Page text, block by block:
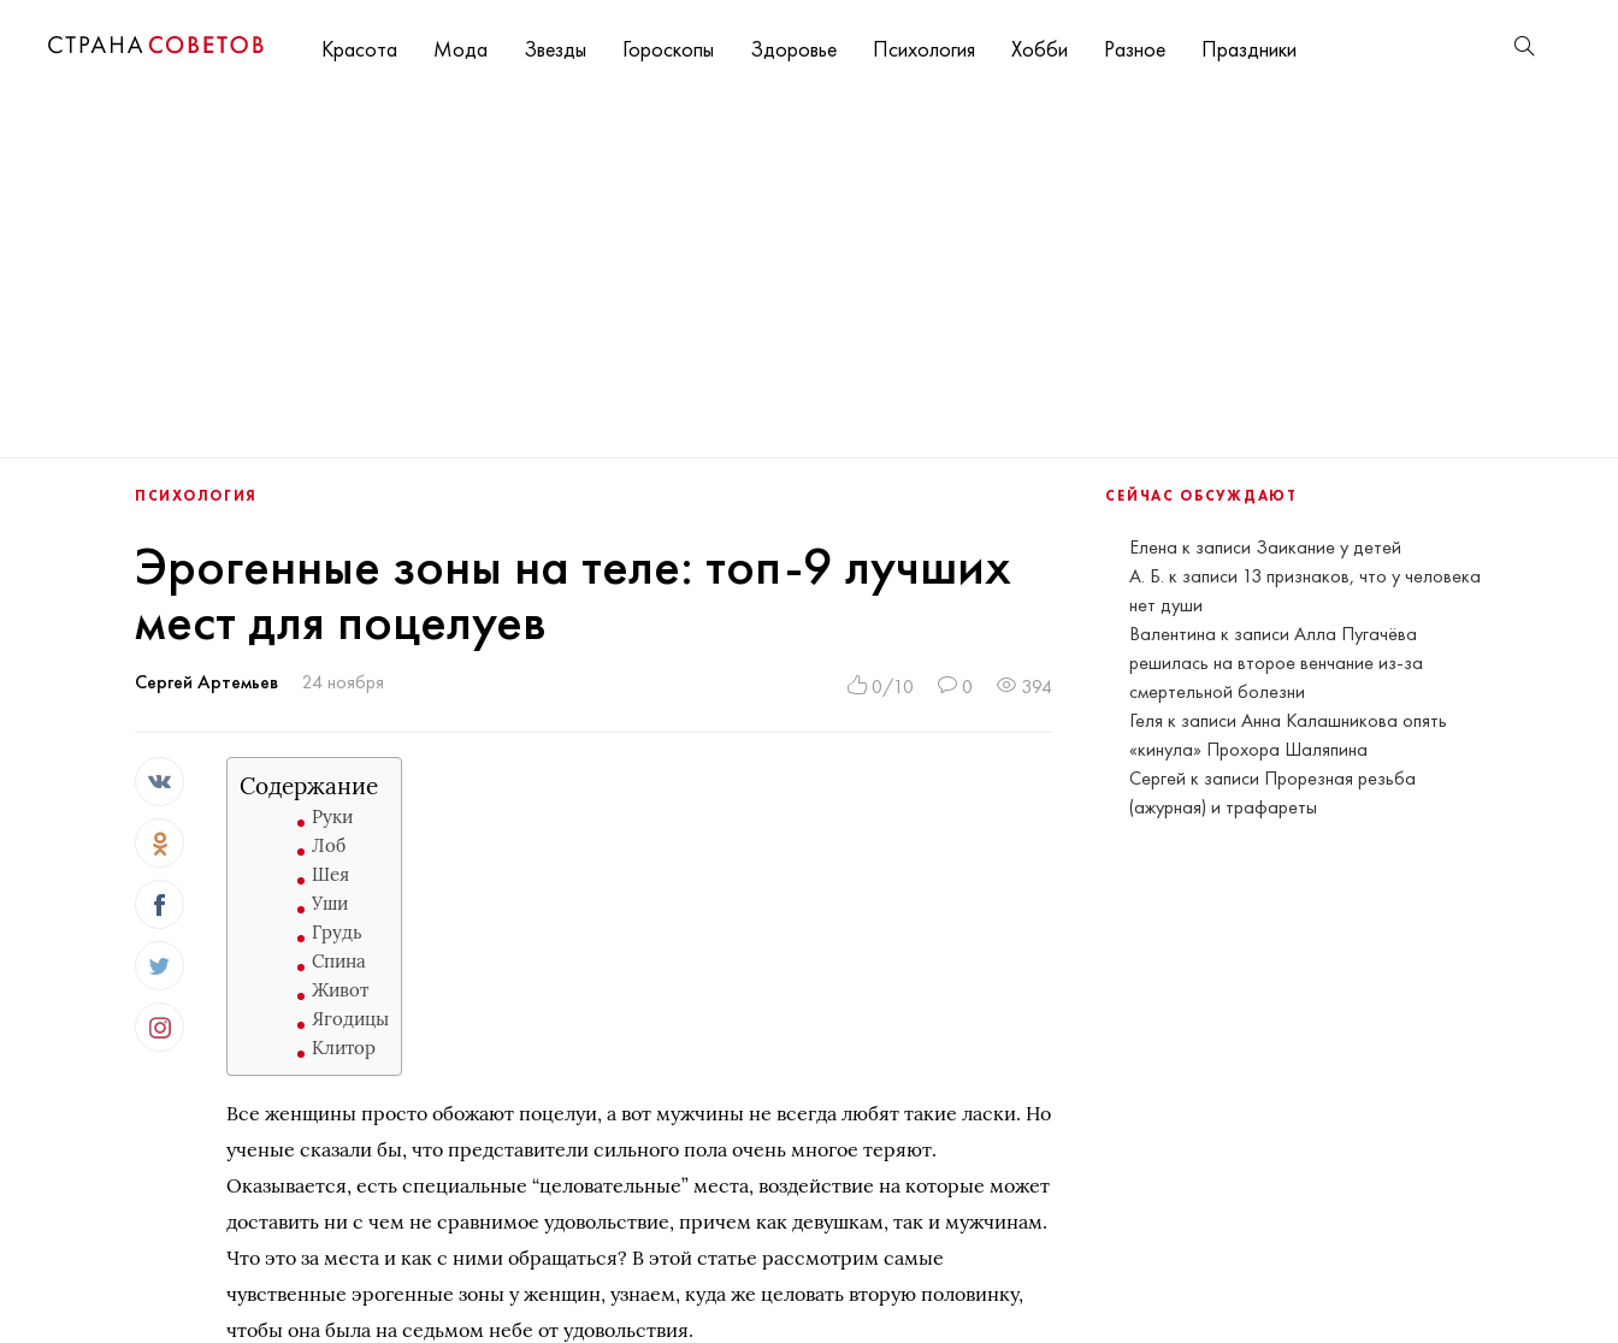
Красота Мода Звезды Гороскопы Здоровье Психология Хобби Разное Праздники
СЕЙЧАС ОБСУЖДАЮТ
Елена к записи Заикание у детей
А. Б. к записи 13 признаков, что у человека
нет души
Валентина к записиАлла Пугачёва
решилась на второе венчание из-за
смертельной болезни
Геля к записиАнна Калашникова опять
«кинула» Прохора Шаляпина
Сергей к записи Прорезная резьба
(ажурная) и трафареты
ПСИХОЛОГИЯ
Эрогенные зоны на теле: топ-9 лучших
мест для поцелуев
Сергей Артемьев 24 ноября 0/10 0 394
Содержание
Руки
Лоб
Шея
Уши
Грудь
Спина
Живот
Ягодицы
Клитор
Все женщины просто обожают поцелуи, а вот мужчины не всегда любят такие ласки. Но
ученые сказали бы, что представители сильного пола очень многое теряют.
Оказывается, есть специальные “целовательные” места, воздействие на которые может
доставить ни с чем не сравнимое удовольствие, причем как девушкам, так и мужчинам.
Что это за места и как с ними обращаться? В этой статье рассмотрим самые
чувственные эрогенные зоны у женщин, узнаем, куда же целовать вторую половинку,
чтобы она была на седьмом небе от удовольствия.